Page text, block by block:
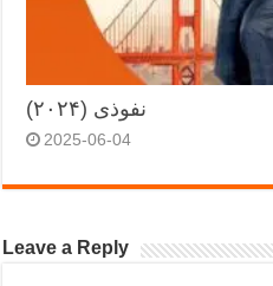
نفوذی (۲۰۲۴)
2025-06-04
Leave a Reply